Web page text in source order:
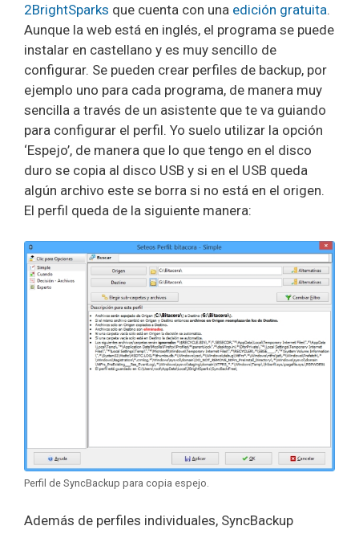
2BrightSparks que cuenta con una edición gratuita.
Aunque la web está en inglés, el programa se puede
instalar en castellano y es muy sencillo de
configurar. Se pueden crear perfiles de backup, por
ejemplo uno para cada programa, de manera muy
sencilla a través de un asistente que te va guiando
para configurar el perfil. Yo suelo utilizar la opción
‘Espejo’, de manera que lo que tengo en el disco
duro se copia al disco USB y si en el USB queda
algún archivo este se borra si no está en el origen.
El perfil queda de la siguiente manera:
Perfil de SyncBackup para copia espejo.
Además de perfiles individuales, SyncBackup